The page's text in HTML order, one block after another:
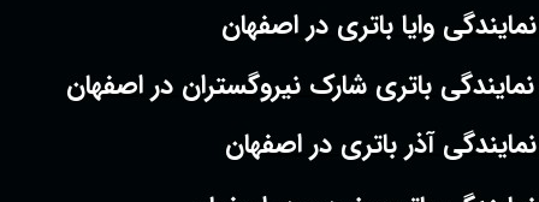
نمایندگی وایا باتری در اصفهان
نمایندگی آذر باتری در اصفهان
نمایندگی باتری شارک نیروگستران در اصفهان